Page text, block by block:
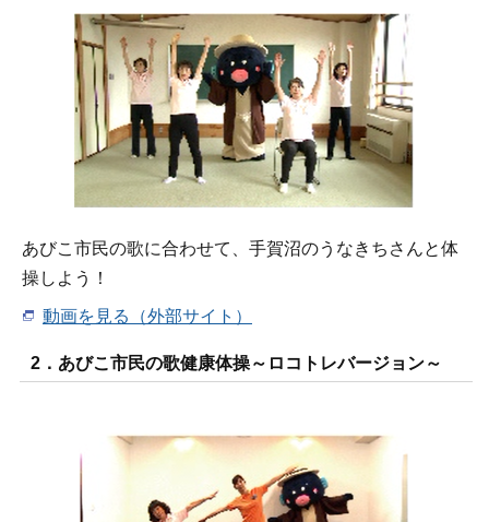
あびこ市民の歌に合わせて、手賀沼のうなきちさんと体
操しよう！
動画を見る（外部サイト）
2．あびこ市民の歌健康体操～ロコトレバージョン～